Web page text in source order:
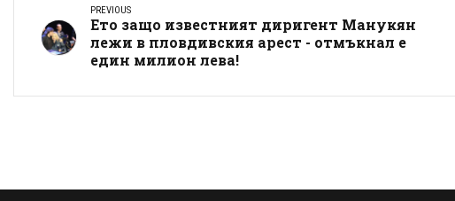
PREVIOUS
Ето защо известният диригент Манукян
лежи в пловдивския арест - отмъкнал е
един милион лева!